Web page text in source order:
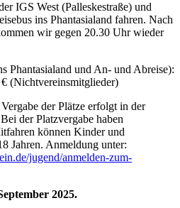
IGS West (Palleskestraße) und
ins Phantasialand fahren. Nach
wir gegen 20.30 Uhr wieder
Phantasialand und An- und Abreise):
(Nichtvereinsmitglieder)
der Plätze erfolgt in der
der Platzvergabe haben
können Kinder und
Jahren. Anmeldung unter:
jugend/anmelden-zum-
2025.